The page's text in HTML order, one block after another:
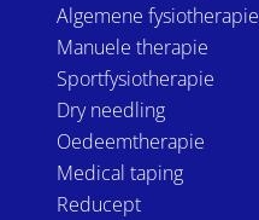
Algemene fysiotherapie
Manuele therapie
Sportfysiotherapie
Dry needling
Oedeemtherapie
Medical taping
Reducept